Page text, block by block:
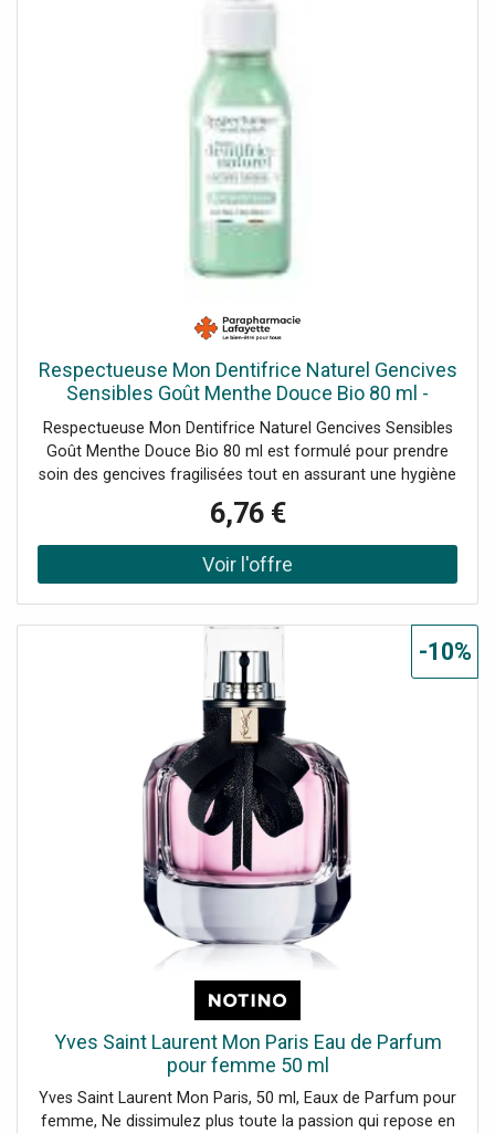
Respectueuse Mon Dentifrice Naturel Gencives
Sensibles Goût Menthe Douce Bio 80 ml -
Flacon
Respectueuse Mon Dentifrice Naturel Gencives Sensibles
Goût Menthe Douce Bio 80 ml est formulé pour prendre
soin des gencives fragilisées tout en assurant une hygiène
bucco-dentaire complèteSa formule douce aide
6,76 €
Yves Saint Laurent Mon Paris Eau de Parfum
pour femme 50 ml
Yves Saint Laurent Mon Paris, 50 ml, Eaux de Parfum pour
femme, Ne dissimulez plus toute la passion qui repose en
-10%